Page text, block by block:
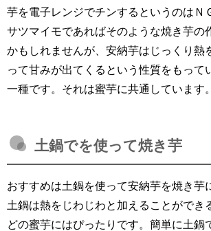
芋を電子レンジでチンするというのはＮ
サツマイモであればそのような焼き芋の
かもしれませんが、安納芋はじっくり熱
って甘みが出てくるという性質をもって
一種です。それは蜜芋に共通しています。
土鍋でを使って焼き芋
おすすめは土鍋を使って安納芋を焼き芋
土鍋は熱をじわじわと加えることができ
どの蜜芋にはぴったりです。簡単に土鍋